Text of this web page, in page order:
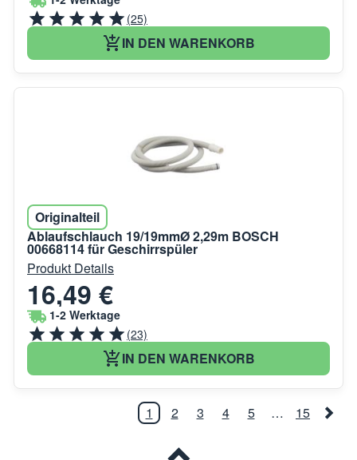
(25)
IN DEN WARENKORB
Originalteil
Ablaufschlauch 19/19mmØ 2,29m BOSCH
00668114 für Geschirrspüler
Produkt Details
16,49 €
1-2 Werktage
(23)
IN DEN WARENKORB
1 2 3 4 5 … 15